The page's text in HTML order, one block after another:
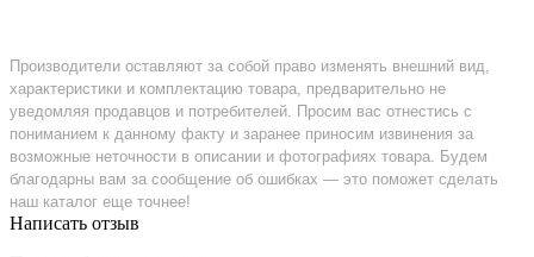
Производители оставляют за собой право изменять внешний вид,
характеристики и комплектацию товара, предварительно не
уведомляя продавцов и потребителей. Просим вас отнестись с
пониманием к данному факту и заранее приносим извинения за
возможные неточности в описании и фотографиях товара. Будем
благодарны вам за сообщение об ошибках — это поможет сделать
наш каталог еще точнее!
Написать отзыв